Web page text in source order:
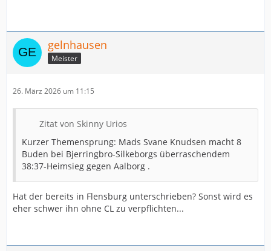
gelnhausen
Meister
26. März 2026 um 11:15
Zitat von Skinny Urios
Kurzer Themensprung: Mads Svane Knudsen macht 8
Buden bei Bjerringbro-Silkeborgs überraschendem
38:37-Heimsieg gegen Aalborg .
Hat der bereits in Flensburg unterschrieben? Sonst wird es
eher schwer ihn ohne CL zu verpflichten...